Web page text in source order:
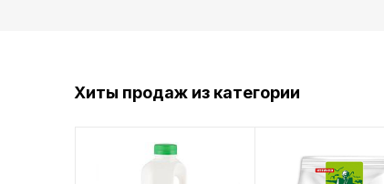
Хиты продаж из категории